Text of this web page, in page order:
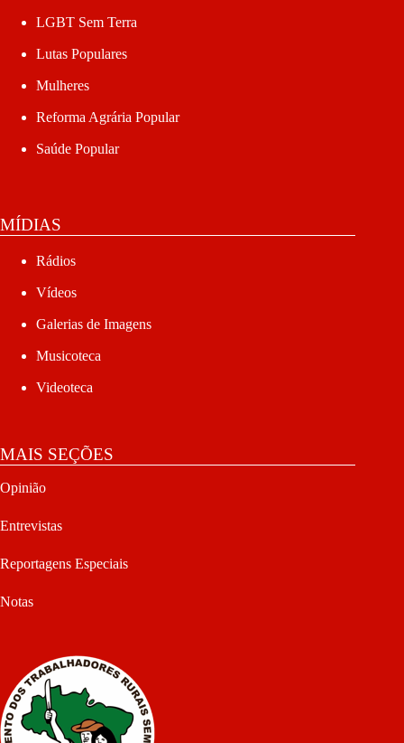
LGBT Sem Terra
Lutas Populares
Mulheres
Reforma Agrária Popular
Saúde Popular
MÍDIAS
Rádios
Vídeos
Galerias de Imagens
Musicoteca
Videoteca
MAIS SEÇÕES
Opinião
Entrevistas
Reportagens Especiais
Notas